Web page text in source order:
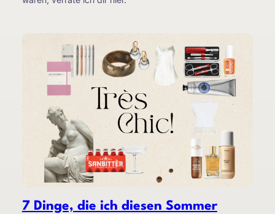
7 Dinge, die ich diesen Sommer